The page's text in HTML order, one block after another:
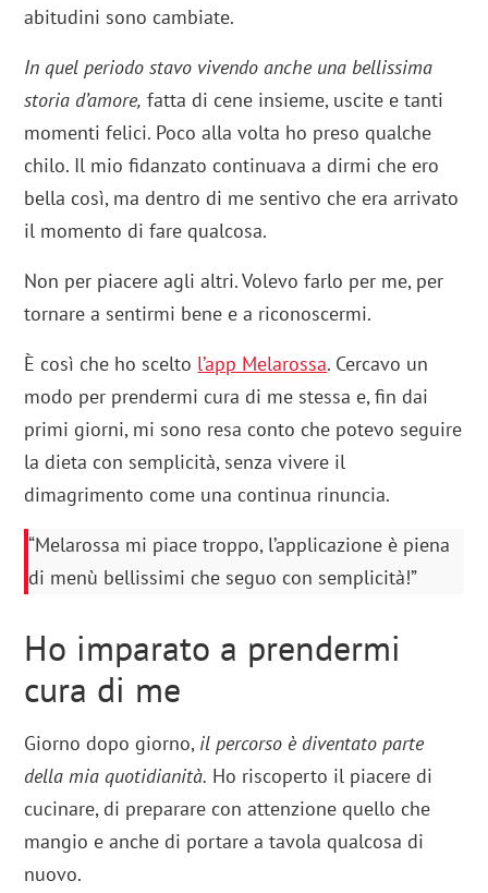
abitudini sono cambiate.
In quel periodo stavo vivendo anche una bellissima
storia d’amore, fatta di cene insieme, uscite e tanti
momenti felici. Poco alla volta ho preso qualche
chilo. Il mio fidanzato continuava a dirmi che ero
bella così, ma dentro di me sentivo che era arrivato
il momento di fare qualcosa.
Non per piacere agli altri. Volevo farlo per me, per
tornare a sentirmi bene e a riconoscermi.
È così che ho scelto l’app Melarossa. Cercavo un
modo per prendermi cura di me stessa e, fin dai
primi giorni, mi sono resa conto che potevo seguire
la dieta con semplicità, senza vivere il
dimagrimento come una continua rinuncia.
“Melarossa mi piace troppo, l’applicazione è piena
di menù bellissimi che seguo con semplicità!”
Ho imparato a prendermi
cura di me
Giorno dopo giorno, il percorso è diventato parte
della mia quotidianità. Ho riscoperto il piacere di
cucinare, di preparare con attenzione quello che
mangio e anche di portare a tavola qualcosa di
nuovo.